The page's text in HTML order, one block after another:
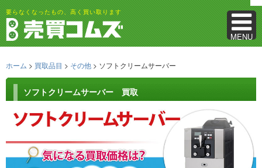
MENU
要らなくなったもの、高く買い取ります
ホーム > 買取品目 > その他 > ソフトクリームサーバー
ソフトクリームサーバー 買取